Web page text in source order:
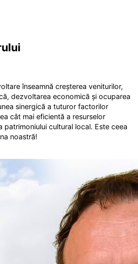
înseamnă creșterea veniturilor,
dezvoltarea economică și ocuparea
sinergică a tuturor factorilor
cât mai eficientă a resurselor
patrimoniului cultural local. Este ceea
noastră!